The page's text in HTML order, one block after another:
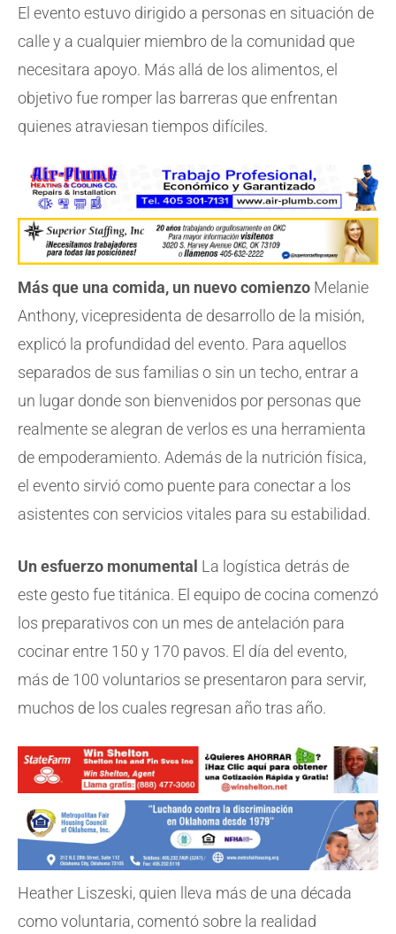
El evento estuvo dirigido a personas en situación de
calle y a cualquier miembro de la comunidad que
necesitara apoyo. Más allá de los alimentos, el
objetivo fue romper las barreras que enfrentan
quienes atraviesan tiempos difíciles.
Más que una comida, un nuevo comienzo Melanie
Anthony, vicepresidenta de desarrollo de la misión,
explicó la profundidad del evento. Para aquellos
separados de sus familias o sin un techo, entrar a
un lugar donde son bienvenidos por personas que
realmente se alegran de verlos es una herramienta
de empoderamiento. Además de la nutrición física,
el evento sirvió como puente para conectar a los
asistentes con servicios vitales para su estabilidad.
Un esfuerzo monumental La logística detrás de
este gesto fue titánica. El equipo de cocina comenzó
los preparativos con un mes de antelación para
cocinar entre 150 y 170 pavos. El día del evento,
más de 100 voluntarios se presentaron para servir,
muchos de los cuales regresan año tras año.
Heather Liszeski, quien lleva más de una década
como voluntaria, comentó sobre la realidad